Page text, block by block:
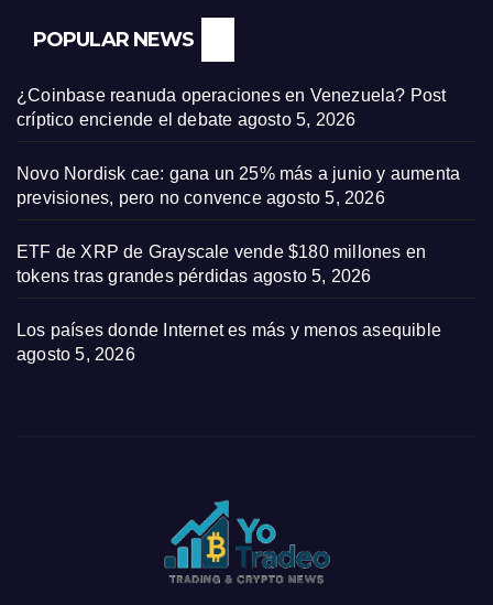
POPULAR NEWS
¿Coinbase reanuda operaciones en Venezuela? Post
críptico enciende el debate agosto 5, 2026
Novo Nordisk cae: gana un 25% más a junio y aumenta
previsiones, pero no convence agosto 5, 2026
ETF de XRP de Grayscale vende $180 millones en
tokens tras grandes pérdidas agosto 5, 2026
Los países donde Internet es más y menos asequible
agosto 5, 2026